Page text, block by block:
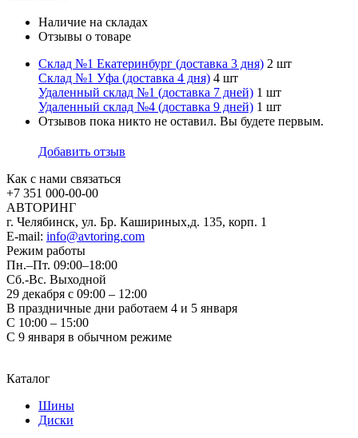
Наличие на складах
Отзывы о товаре
Склад №1 Екатеринбург (доставка 3 дня) 2 шт
Склад №1 Уфа (доставка 4 дня) 4 шт
Удаленный склад №1 (доставка 7 дней) 1 шт
Удаленный склад №4 (доставка 9 дней) 1 шт
Отзывов пока никто не оставил. Вы будете первым.
Добавить отзыв
Как с нами связаться
+7 351 000-00-00
АВТОРИНГ
г. Челябинск, ул. Бр. Кашириных,д. 135, корп. 1
E-mail: info@avtoring.com
Режим работы
Пн.–Пт. 09:00–18:00
Сб.-Вс. Выходной
29 декабря с 09:00 – 12:00
В праздничные дни работаем 4 и 5 января
С 10:00 – 15:00
С 9 января в обычном режиме
Каталог
Шины
Диски